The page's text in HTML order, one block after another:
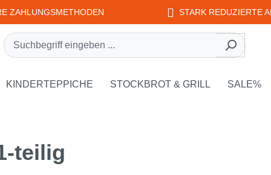
ZAHLUNGSMETHODEN STARK REDUZIERTE
EDUPLAY
der Kategorie WEPLAY
KINDERTEPPICHE STOCKBROT & GRILL SALE%
teilig